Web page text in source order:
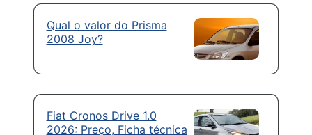
Qual o valor do Prisma
2008 Joy?
Fiat Cronos Drive 1.0
2026: Preço, Ficha técnica